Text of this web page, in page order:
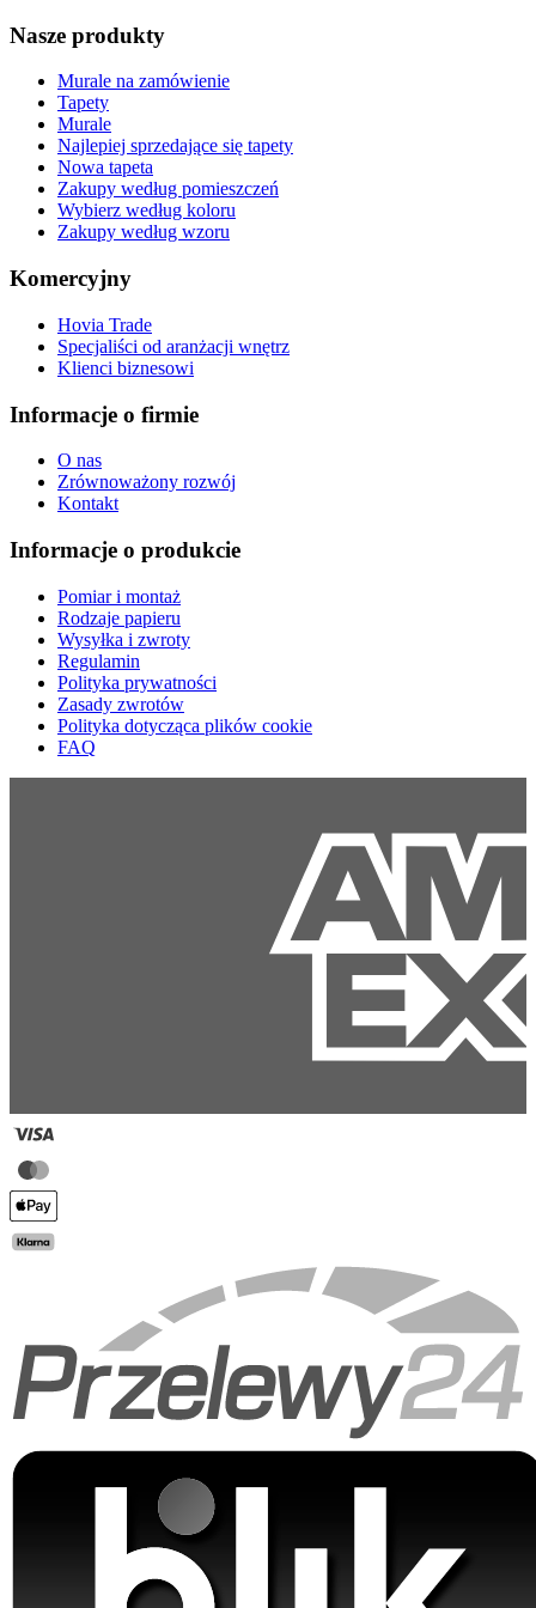
Nasze produkty
Murale na zamówienie
Tapety
Murale
Najlepiej sprzedające się tapety
Nowa tapeta
Zakupy według pomieszczeń
Wybierz według koloru
Zakupy według wzoru
Komercyjny
Hovia Trade
Specjaliści od aranżacji wnętrz
Klienci biznesowi
Informacje o firmie
O nas
Zrównoważony rozwój
Kontakt
Informacje o produkcie
Pomiar i montaż
Rodzaje papieru
Wysyłka i zwroty
Regulamin
Polityka prywatności
Zasady zwrotów
Polityka dotycząca plików cookie
FAQ